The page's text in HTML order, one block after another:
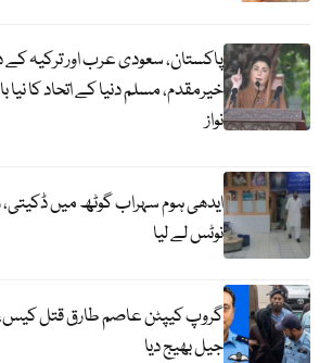
پاکستان، سعودی عرب اور ترکیہ
خیرمقدم، مسلم دنیا کے اتحاد کا
نواز
ایدھی ہوم سہراب گوٹھ میں
نوٹس لے لیا
گروپ کیپٹن عاصم طارق قتل
جیل بھیج دیا